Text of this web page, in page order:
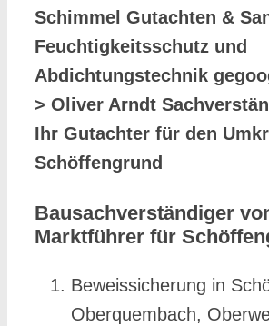
Schimmel Gutachten &
Feuchtigkeitsschutz und
Abdichtungstechnik
> Oliver Arndt
Ihr Gutachter für den
Schöffengrund
Bausachverständiger
Marktführer für
Beweissicherung in
Oberquembach,